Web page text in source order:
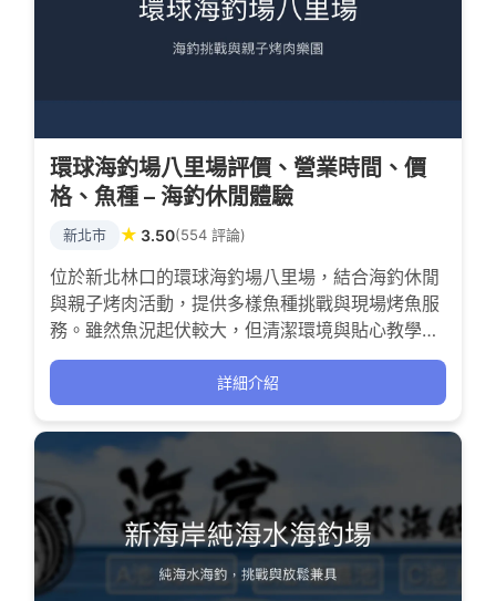
環球海釣場八里場評價、營業時間、價
格、魚種 – 海釣休閒體驗
新北市 ★ 3.50(554 評論)
位於新北林口的環球海釣場八里場，結合海釣休閒
與親子烤肉活動，提供多樣魚種挑戰與現場烤魚服
務。雖然魚況起伏較大，但清潔環境與貼心教學讓
不少釣友願意回訪，適合喜歡海釣挑戰與家庭同樂
詳細介紹